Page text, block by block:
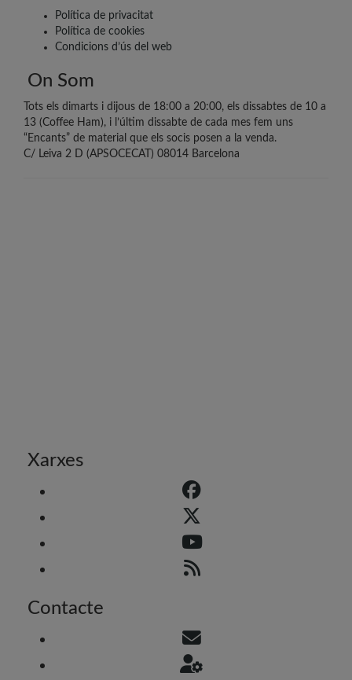
Política de privacitat
Política de cookies
Condicions d’ús del web
On Som
Tots els dimarts i dijous de 18:00 a 20:00, els dissabtes de 10 a
13 (Coffee Ham), i l’últim dissabte de cada mes fem uns
“Encants” de material que els socis posen a la venda.
C/ Leiva 2 D (APSOCECAT) 08014 Barcelona
Xarxes
Contacte